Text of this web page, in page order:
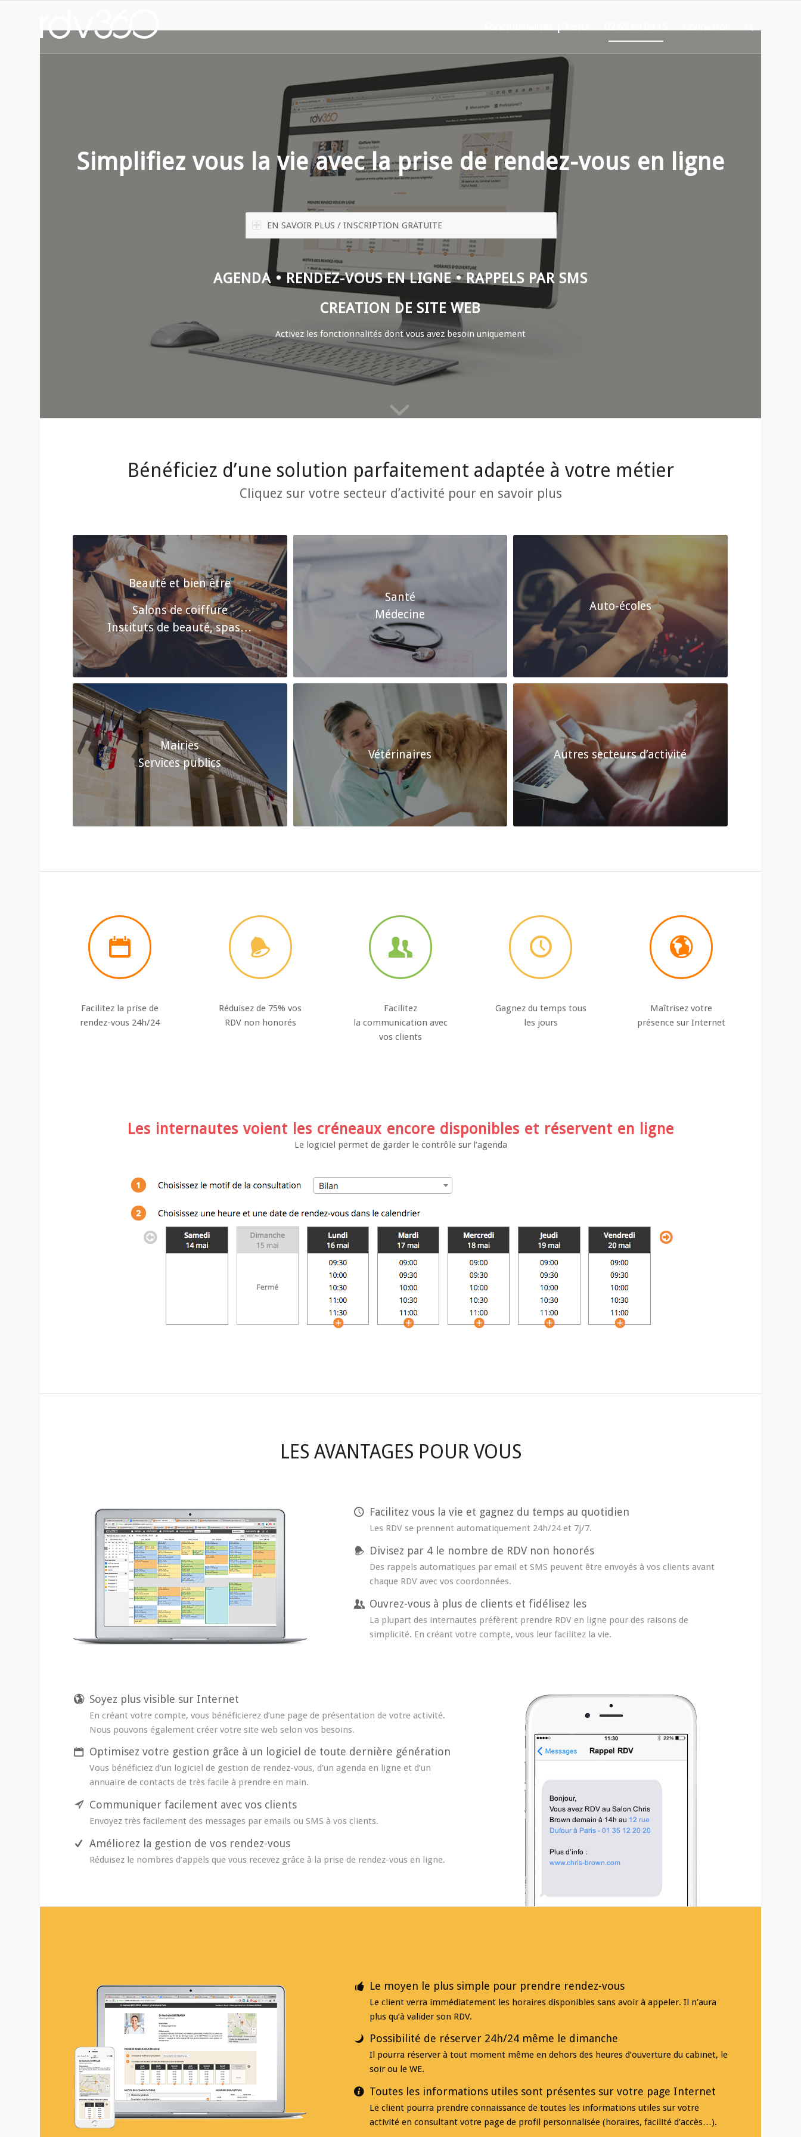
Simplifiez vous la vie avec la prise de rendez-vous en ligne
EN SAVOIR PLUS / INSCRIPTION GRATUITE
AGENDA • RENDEZ-VOUS EN LIGNE • RAPPELS PAR SMS
CREATION DE SITE WEB
Activez les fonctionnalités dont vous avez besoin uniquement
Bénéficiez d’une solution parfaitement adaptée à votre métier
Cliquez sur votre secteur d’activité pour en savoir plus
Beauté et bien être
Salons de coiffure
Instituts de beauté, spas…
Santé
Médecine
Auto-écoles
Mairies
Services publics
Vétérinaires Autres secteurs d’activité
Facilitez la prise de
rendez-vous 24h/24
Réduisez de 75% vos
RDV non honorés
Facilitez
la communication avec
vos clients
Gagnez du temps tous
les jours
Maîtrisez votre
présence sur Internet
Les internautes voient les créneaux encore disponibles et réservent en ligne
Le logiciel permet de garder le contrôle sur l’agenda
LES AVANTAGES POUR VOUS
Facilitez vous la vie et gagnez du temps au quotidien
Les RDV se prennent automatiquement 24h/24 et 7j/7.
Divisez par 4 le nombre de RDV non honorés
Des rappels automatiques par email et SMS peuvent être envoyés à vos clients avant
chaque RDV avec vos coordonnées.
Ouvrez-vous à plus de clients et fidélisez les
La plupart des internautes préfèrent prendre RDV en ligne pour des raisons de
simplicité. En créant votre compte, vous leur facilitez la vie.
Soyez plus visible sur Internet
En créant votre compte, vous bénéficierez d’une page de présentation de votre activité.
Nous pouvons également créer votre site web selon vos besoins.
Optimisez votre gestion grâce à un logiciel de toute dernière génération
Vous bénéficiez d’un logiciel de gestion de rendez-vous, d’un agenda en ligne et d’un
annuaire de contacts de très facile à prendre en main.
Communiquer facilement avec vos clients
Envoyez très facilement des messages par emails ou SMS à vos clients.
Améliorez la gestion de vos rendez-vous
Réduisez le nombres d’appels que vous recevez grâce à la prise de rendez-vous en ligne.
Le moyen le plus simple pour prendre rendez-vous
Le client verra immédiatement les horaires disponibles sans avoir à appeler. Il n’aura
plus qu’à valider son RDV.
Possibilité de réserver 24h/24 même le dimanche
Il pourra réserver à tout moment même en dehors des heures d’ouverture du cabinet, le
soir ou le WE.
Toutes les informations utiles sont présentes sur votre page Internet
Le client pourra prendre connaissance de toutes les informations utiles sur votre
activité en consultant votre page de profil personnalisée (horaires, facilité d’accès…).